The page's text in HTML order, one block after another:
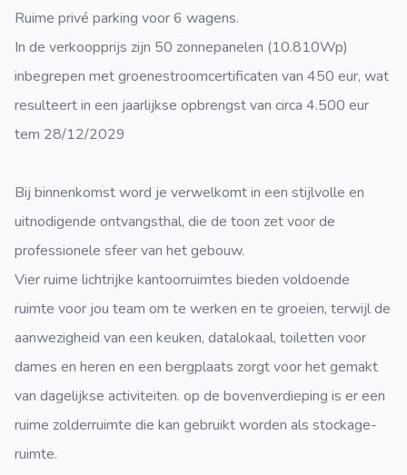
Ruime privé parking voor 6 wagens.
In de verkoopprijs zijn 50 zonnepanelen (10.810Wp)
inbegrepen met groenestroomcertificaten van 450 eur, wat
resulteert in een jaarlijkse opbrengst van circa 4.500 eur
tem 28/12/2029
Bij binnenkomst word je verwelkomt in een stijlvolle en
uitnodigende ontvangsthal, die de toon zet voor de
professionele sfeer van het gebouw.
Vier ruime lichtrijke kantoorruimtes bieden voldoende
ruimte voor jou team om te werken en te groeien, terwijl de
aanwezigheid van een keuken, datalokaal, toiletten voor
dames en heren en een bergplaats zorgt voor het gemakt
van dagelijkse activiteiten. op de bovenverdieping is er een
ruime zolderruimte die kan gebruikt worden als stockage-
ruimte.